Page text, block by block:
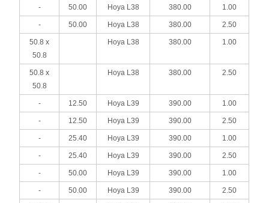
- 50.00 Hoya L38 380.00 1.00
- 50.00 Hoya L38 380.00 2.50
50.8 x
50.8
Hoya L38 380.00 1.00
50.8 x
50.8
Hoya L38 380.00 2.50
- 12.50 Hoya L39 390.00 1.00
- 12.50 Hoya L39 390.00 2.50
- 25.40 Hoya L39 390.00 1.00
- 25.40 Hoya L39 390.00 2.50
- 50.00 Hoya L39 390.00 1.00
- 50.00 Hoya L39 390.00 2.50